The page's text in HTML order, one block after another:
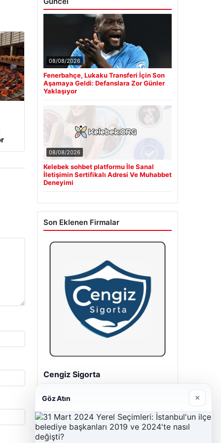
08/08/2026
Fenerbahçe, Lukaku Transferi İçin Son
Aşamaya Geldi: Defanslara Zor Günler
Yaklaşıyor
08/08/2026
Kelebek sohbet platformu İle Sanal
İletişimin Sertifikalı Adresi Ve Muhabbet
Deneyimi
Son Eklenen Firmalar
Cengiz Sigorta
Göz Atın ×